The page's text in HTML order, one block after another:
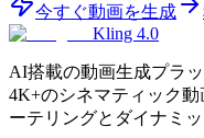
今すぐ動画を生成
Kling 4.0
AI搭載の動画生成プラ
4K+のシネマティック
ーテリングとダイナミ